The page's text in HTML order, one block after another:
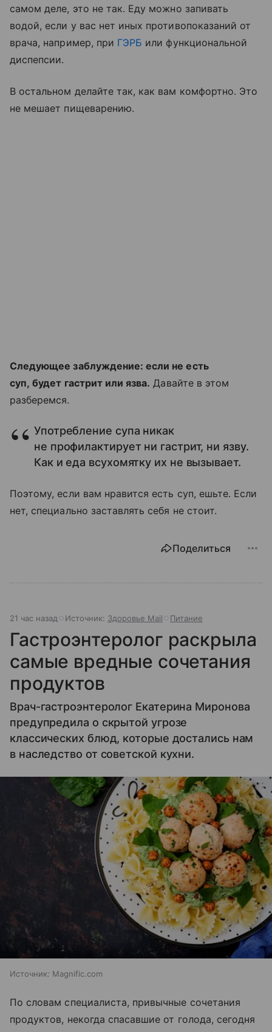
самом деле, это не так. Еду можно запивать
водой, если у вас нет иных противопоказаний от
врача, например, при ГЭРБ или функциональной
диспепсии.
В остальном делайте так, как вам комфортно. Это
не мешает пищеварению.
Следующее заблуждение: если не есть
суп, будет гастрит или язва. Давайте в этом
разберемся.
Употребление супа никак
не профилактирует ни гастрит, ни язву.
Как и еда всухомятку их не вызывает.
Поэтому, если вам нравится есть суп, ешьте. Если
нет, специально заставлять себя не стоит.
Поделиться
21 час назад Источник: Здоровье Mail Питание
Гастроэнтеролог раскрыла
самые вредные сочетания
продуктов
Врач-гастроэнтеролог Екатерина Миронова
предупредила о скрытой угрозе
классических блюд, которые достались нам
в наследство от советской кухни.
Источник: Magnific.com
По словам специалиста, привычные сочетания
продуктов, некогда спасавшие от голода, сегодня